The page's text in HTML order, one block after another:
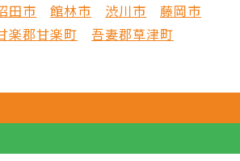
田市 館林市 渋川市
藤岡市
楽郡甘楽町
吾妻郡草津町